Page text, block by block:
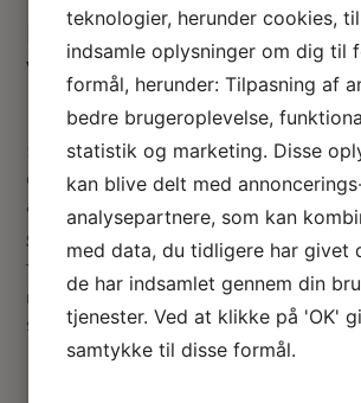
Blomster KIT til at fremstille
Vintergækker
Vurd
eret
5ud
af 5
Sabina Happel
17. juli 2023
Til at skabe en vinterstemning er de her
rigtige. De er ikke svære at lave, men
små, så det kræver en rolig hånd.
teknologier, herunder cookies,
indsamle oplysninger om dig til
formål, herunder: Tilpasning af
bedre brugeroplevelse,
statistik og marketing. Disse
kan blive delt med
analysepartnere, som kan
med data, du tidligere har givet
de har indsamlet gennem din
tjenester. Ved at klikke på 'OK'
samtykke til disse formål.